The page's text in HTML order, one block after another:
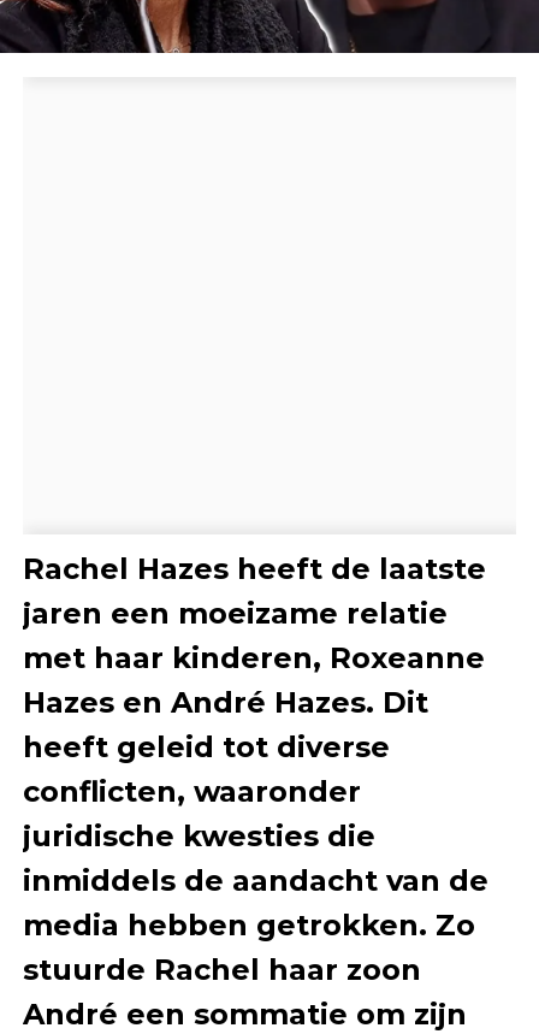
Rachel Hazes heeft de laatste
jaren een moeizame relatie
met haar kinderen, Roxeanne
Hazes en André Hazes. Dit
heeft geleid tot diverse
conflicten, waaronder
juridische kwesties die
inmiddels de aandacht van de
media hebben getrokken. Zo
stuurde Rachel haar zoon
André een sommatie om zijn